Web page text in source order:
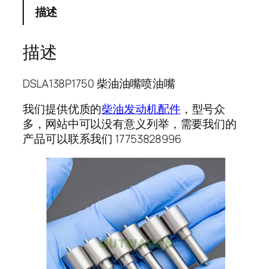
描述
描述
DSLA138P1750 柴油油嘴喷油嘴
我们提供优质的柴油发动机配件，型号众
多，网站中可以没有意义列举，需要我们的
产品可以联系我们 17753828996